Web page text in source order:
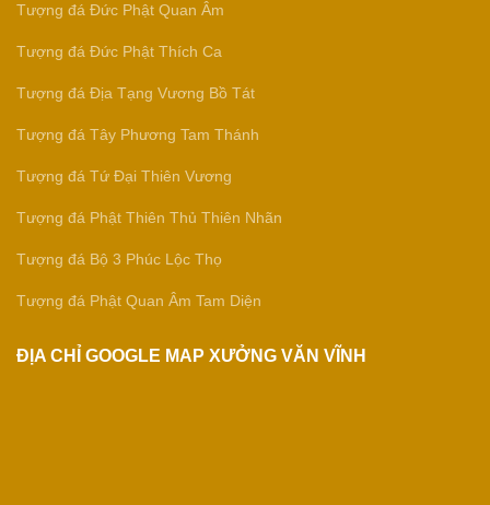
Tượng đá Đức Phật Quan Âm
Tượng đá Đức Phật Thích Ca
Tượng đá Địa Tạng Vương Bồ Tát
Tượng đá Tây Phương Tam Thánh
Tượng đá Tứ Đại Thiên Vương
Tượng đá Phật Thiên Thủ Thiên Nhãn
Tượng đá Bộ 3 Phúc Lộc Thọ
Tượng đá Phật Quan Âm Tam Diện
ĐỊA CHỈ GOOGLE MAP XƯỞNG VĂN VĨNH